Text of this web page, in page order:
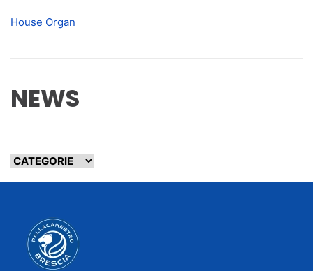
House Organ
NEWS